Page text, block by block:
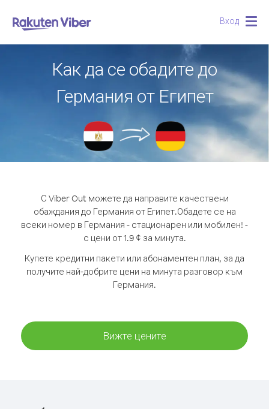
Вход
Как да се обадите до
Германия от Египет
С Viber Out можете да направите качествени
обаждания до Германия от Египет.Обадете се на
всеки номер в Германия - стационарен или мобилен! -
с цени от 1.9 ¢ за минута.
Купете кредитни пакети или абонаментен план, за да
получите най-добрите цени на минута разговор към
Германия.
Вижте цените